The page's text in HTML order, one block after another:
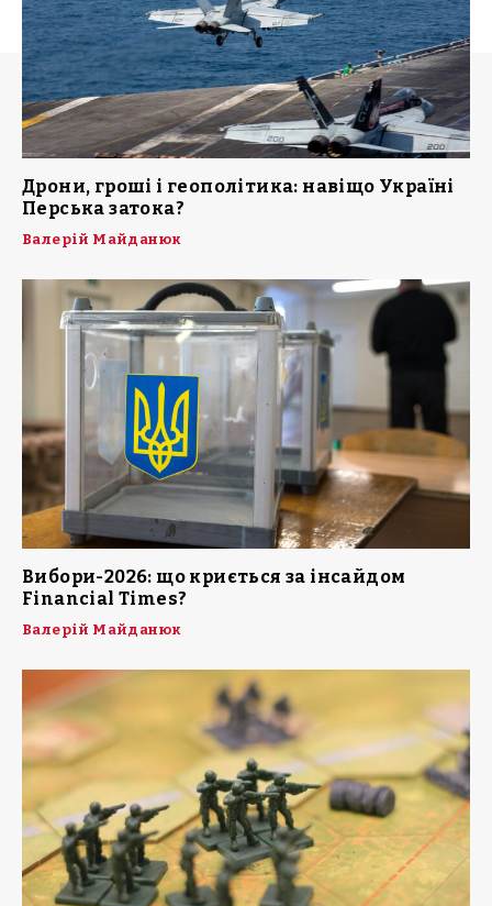
Дрони, гроші і геополітика: навіщо Україні
Перська затока?
Валерій Майданюк
Вибори-2026: що криється за інсайдом
Financial Times?
Валерій Майданюк